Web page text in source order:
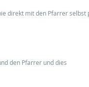
direkt mit den Pfarrer selbst
den Pfarrer und dies